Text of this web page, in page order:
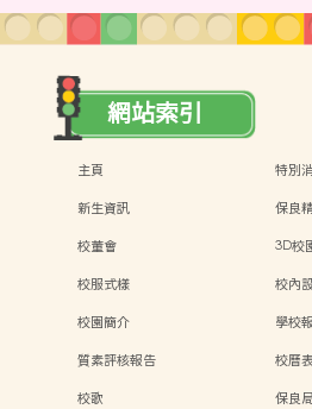
網站索引
主頁
特別
新生資訊
保良
校董會
3D校
校服式樣
校內
校園簡介
學校
質素評核報告
校曆
校歌
保良